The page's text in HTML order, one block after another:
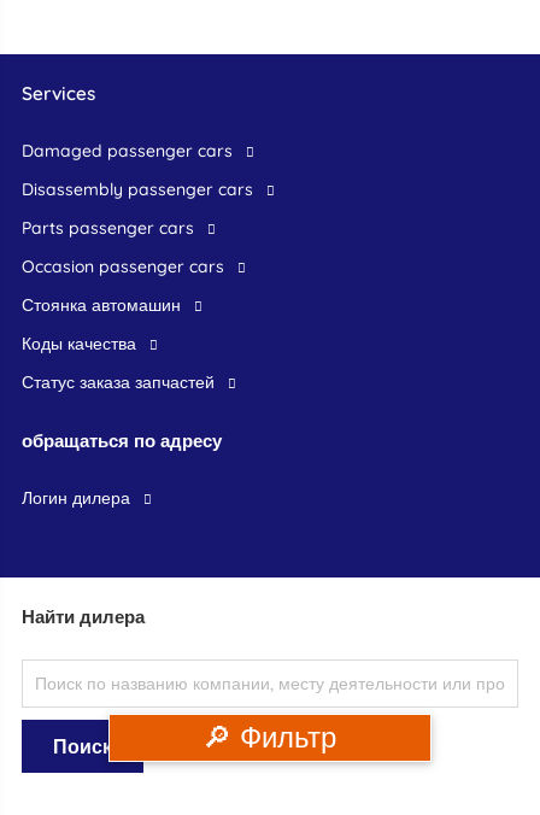
🔎 Фильтр
Найти дилера
Services
damaged passenger cars
disassembly passenger cars
parts passenger cars
occasion passenger cars
стоянка автомашин
Коды качества
Статус заказа запчастей
обращаться по адресу
логин дилера